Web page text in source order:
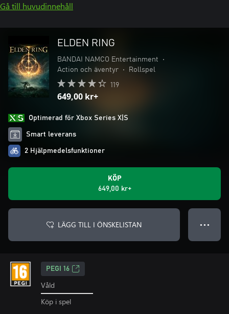
Gå till huvudinnehåll
ELDEN RING
BANDAI NAMCO Entertainment
•
Action och äventyr
• Rollspel
119
649,00 kr+
Optimerad för Xbox Series X|S
Smart leverans
2 Hjälpmedelsfunktioner
KÖP
649,00 kr+
LÄGG TILL I ÖNSKELISTAN ● ● ●
PEGI 16
Våld
Köp i spel